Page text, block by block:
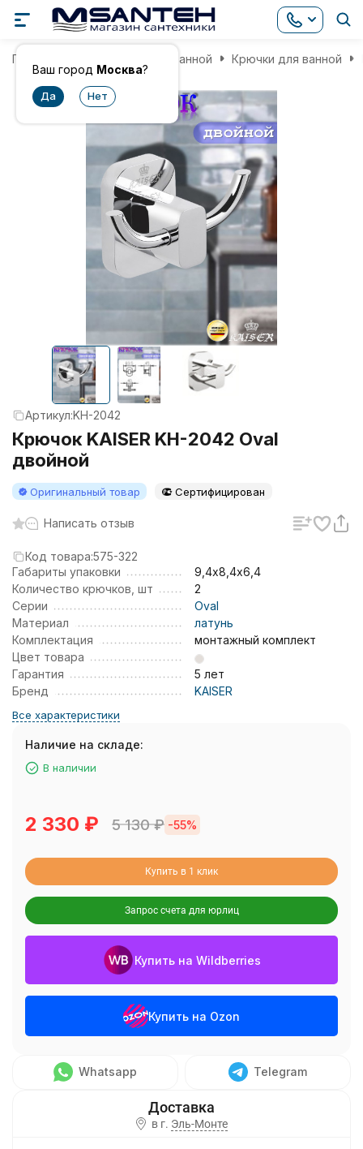
Ваш город Москва?
Главная Аксессуары для ванной Крючки для ванной
Артикул:KH-2042
Крючок KAISER KH-2042 Oval
двойной
Оригинальный товар Сертифицирован
Написать отзыв
Код товара:575-322
Габариты упаковки
9,4х8,4х6,4
Количество крючков, шт
2
Серии
Oval
Материал
латунь
Комплектация
монтажный комплект
Цвет товара
Гарантия
5 лет
Бренд
KAISER
Все характеристики
Наличие на складе:
В наличии
2 330 ₽ 5 130₽ -55%
Купить в 1 клик
Запрос счета для юрлиц
Купить на Wildberries
Купить на Ozon
Whatsapp Telegram
в г. Эль-Монте